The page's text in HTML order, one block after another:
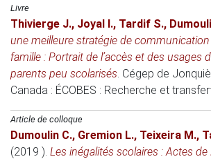
Livre
Thivierge J., Joyal I., Tardif S.,
une meilleure stratégie de
famille : Portrait de l’accès et des usages
parents peu scolarisés. Cégep de
Canada : ÉCOBES : Recherche et
Article de colloque
Dumoulin C., Gremion L., Teixeira M.,
(2019 ). Les inégalités scolaires : Actes